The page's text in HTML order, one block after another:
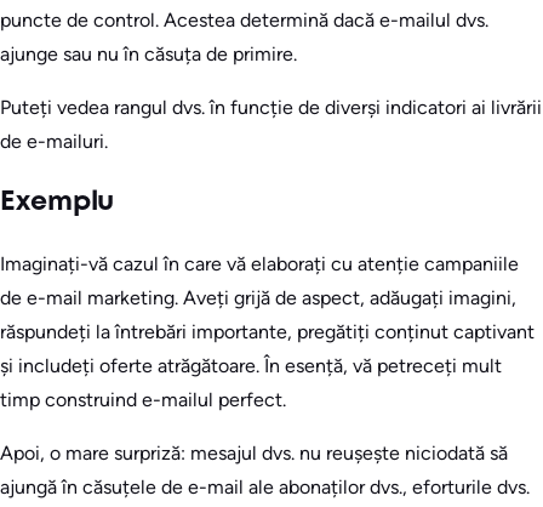
puncte de control. Acestea determină dacă e-mailul dvs.
ajunge sau nu în căsuța de primire.
Puteți vedea rangul dvs. în funcție de diverși indicatori ai livrării
de e-mailuri.
Exemplu
Imaginați-vă cazul în care vă elaborați cu atenție campaniile
de e-mail marketing. Aveți grijă de aspect, adăugați imagini,
răspundeți la întrebări importante, pregătiți conținut captivant
și includeți oferte atrăgătoare. În esență, vă petreceți mult
timp construind e-mailul perfect.
Apoi, o mare surpriză: mesajul dvs. nu reușește niciodată să
ajungă în căsuțele de e-mail ale abonaților dvs., eforturile dvs.